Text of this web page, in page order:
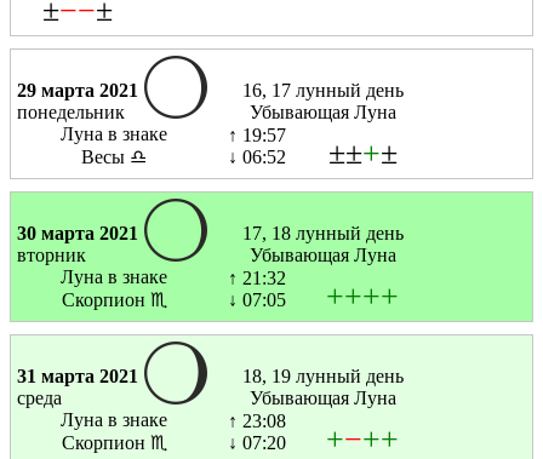
±−−±
29 марта 2021
понедельник
16, 17 лунный день
Убывающая Луна
Луна в знаке
Весы ♎
↑ 19:57
↓ 06:52
±±+±
30 марта 2021
вторник
17, 18 лунный день
Убывающая Луна
Луна в знаке
Скорпион ♏
↑ 21:32
↓ 07:05
++++
31 марта 2021
среда
18, 19 лунный день
Убывающая Луна
Луна в знаке
Скорпион ♏
↑ 23:08
↓ 07:20
+−++